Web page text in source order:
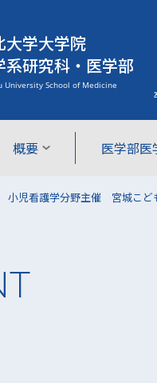
大学大学院
系研究科・医学部
概要 医学部医
小児看護学分野主催 宮城こど